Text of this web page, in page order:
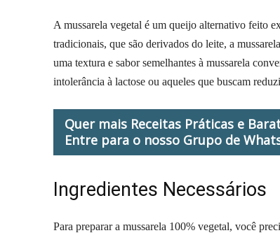
A mussarela vegetal é um queijo alternativo feito
tradicionais, que são derivados do leite, a
uma textura e sabor semelhantes à mussarela
intolerância à lactose ou aqueles que buscam
Quer mais Receitas Práticas e
Entre para o nosso Grupo de
Ingredientes Necessários
Para preparar a mussarela 100% vegetal, você